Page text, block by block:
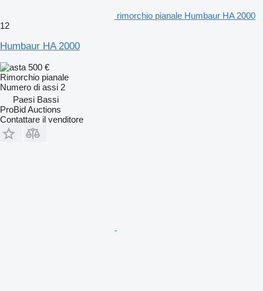
rimorchio pianale Humbaur HA 2000
12
Humbaur HA 2000
500 €
Rimorchio pianale
Numero di assi 2
Paesi Bassi
ProBid Auctions
Contattare il venditore